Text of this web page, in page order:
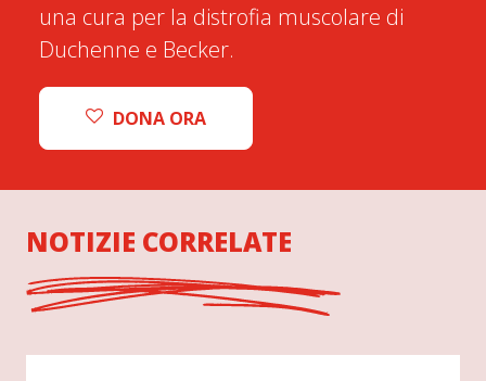
una cura per la distrofia muscolare di
Duchenne e Becker.
DONA ORA
NOTIZIE CORRELATE